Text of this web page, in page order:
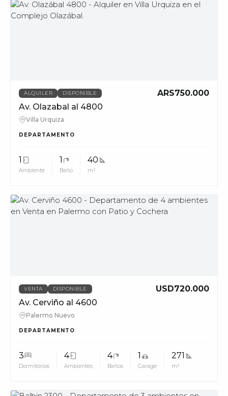
MUV
ALQUILER DISPONIBLE
ARS750.000
Av. Olazabal al 4800
Villa Urquiza
DEPARTAMENTO
1
Ambiente
1
Baño
40
m²
MUV
VENTA DISPONIBLE
USD720.000
Av. Cerviño al 4600
Palermo Nuevo
DEPARTAMENTO
3
Dormitorios
4
Ambientes
4
Baños
1
Garage
271
m²